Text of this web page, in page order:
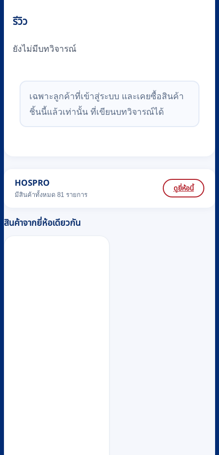
รีวิว
ยังไม่มีบทวิจารณ์
เฉพาะลูกค้าที่เข้าสู่ระบบ และเคยซื้อสินค้า
ชิ้นนี้แล้วเท่านั้น ที่เขียนบทวิจารณ์ได้
HOSPRO
มีสินค้าทั้งหมด 81 รายการ
ดูยี่ห้อนี้
สินค้าจากยี่ห้อเดียวกัน